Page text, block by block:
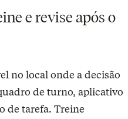
e revise após o
no local onde a decisão
de turno, aplicativo
de tarefa. Treine